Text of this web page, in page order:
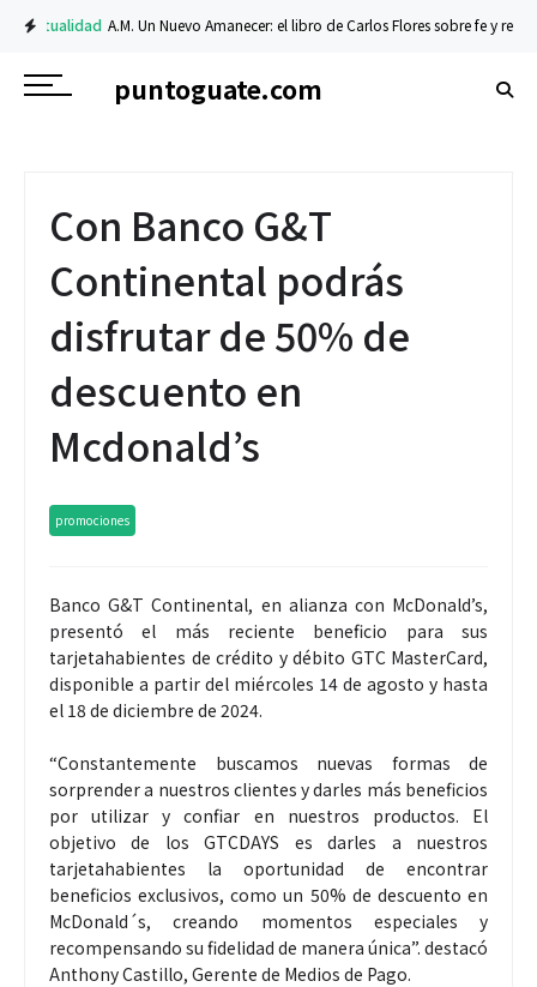
Actualidad A.M. Un Nuevo Amanecer: el libro de Carlos Flores sobre fe y
puntoguate.com
Con Banco G&T
Continental podrás
disfrutar de 50% de
descuento en
Mcdonald’s
promociones
Banco G&T Continental, en alianza con McDonald’s,
presentó el más reciente beneficio para sus
tarjetahabientes de crédito y débito GTC MasterCard,
disponible a partir del miércoles 14 de agosto y hasta
el 18 de diciembre de 2024.
“Constantemente buscamos nuevas formas de
sorprender a nuestros clientes y darles más beneficios
por utilizar y confiar en nuestros productos. El
objetivo de los GTCDAYS es darles a nuestros
tarjetahabientes la oportunidad de encontrar
beneficios exclusivos, como un 50% de descuento en
McDonald´s, creando momentos especiales y
recompensando su fidelidad de manera única”. destacó
Anthony Castillo, Gerente de Medios de Pago.